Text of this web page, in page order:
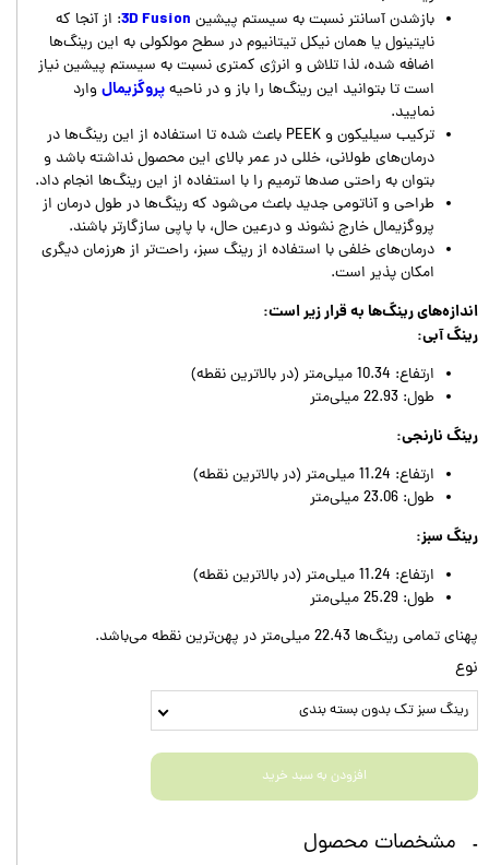
بازشدن آسانتر نسبت به سیستم پیشین 3D Fusion: از آنجا که
نایتینول یا همان نیکل تیتانیوم در سطح مولکولی به این رینگ‌ها
اضافه شده، لذا تلاش و انرژی کمتری نسبت به سیستم پیشین نیاز
است تا بتوانید این رینگ‌ها را باز و در ناحیهپروگزیمالوارد
نمایید.
ترکیب سیلیکون و PEEK باعث شده تا استفاده از این رینگ‌ها در
درمان‌های طولانی، خللی در عمر بالای این محصول نداشته باشد و
بتوان به راحتی صدها ترمیم را با استفاده از این رینگ‌ها انجام داد.
طراحی و آناتومی جدید باعث می‌شود که رینگ‌ها در طول درمان از
پروگزیمال خارج نشوند و درعین حال، با پاپی سازگارتر باشند.
درمان‌های خلفی با استفاده از رینگ سبز، راحت‌تر از هرزمان دیگری
امکان پذیر است.
اندازه‌های رینگ‌ها به قرار زیر است:
رینگ آبی:
ارتفاع: 10.34 میلی‌متر (در بالاترین نقطه)
طول: 22.93 میلی‌متر
رینگ نارنجی:
ارتفاع: 11.24 میلی‌متر (در بالاترین نقطه)
طول: 23.06 میلی‌متر
رینگ سبز:
ارتفاع: 11.24 میلی‌متر (در بالاترین نقطه)
طول: 25.29 میلی‌متر
پهنای تمامی رینگ‌ها 22.43 میلی‌متر در پهن‌ترین نقطه می‌باشد.
نوع
رینگ سبز تک بدون بسته بندی
افزودن به سبد خرید
مشخصات محصول